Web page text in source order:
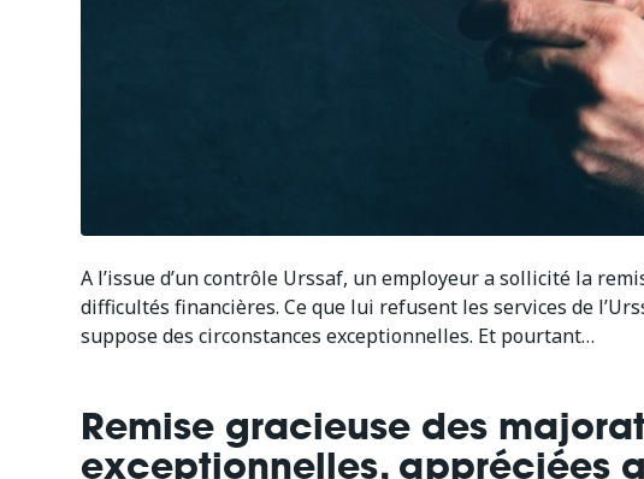
A l’issue d’un contrôle Urssaf, un employeur a sollicité la
difficultés financières. Ce que lui refusent les services de
suppose des circonstances exceptionnelles. Et pourtant…
Remise gracieuse des
exceptionnelles, appréciées